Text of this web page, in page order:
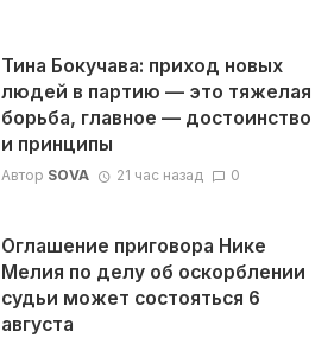
Тина Бокучава: приход новых
людей в партию — это тяжелая
борьба, главное — достоинство
и принципы
Автор SOVA 21 час назад 0
Оглашение приговора Нике
Мелия по делу об оскорблении
судьи может состояться 6
августа